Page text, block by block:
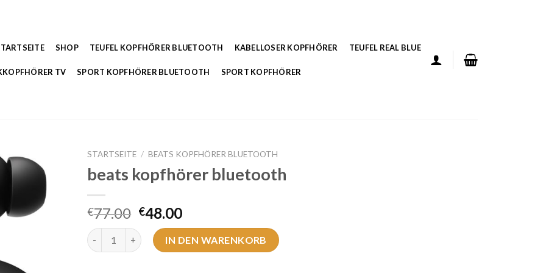
SHOP TEUFEL KOPFHÖRER BLUETOOTH KABELLOSER KOPFHÖRER TEUFEL REAL BLUE
TV SPORT KOPFHÖRER BLUETOOTH SPORT KOPFHÖRER
STARTSEITE / BEATS KOPFHÖRER BLUETOOTH
beats kopfhörer bluetooth
€77.00 €48.00
beats kopfhörer bluetooth Menge
IN DEN WARENKORB